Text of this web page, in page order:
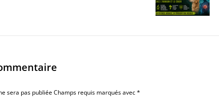
sera pas publiée Champs requis marqués avec*